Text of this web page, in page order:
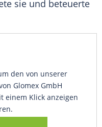
sie und beteuerte
den von unserer
Glomex GmbH
einem Klick anzeigen